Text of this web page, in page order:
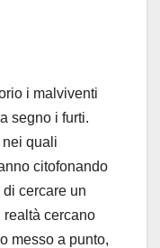
i malviventi
segno i furti.
quali
citofonando
cercare un
cercano
messo a punto,